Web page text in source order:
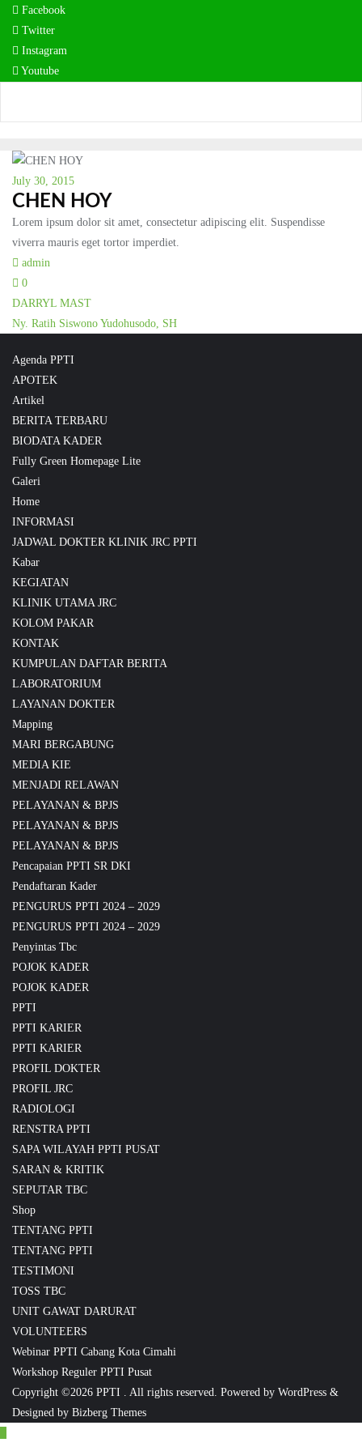
Skip
content
Facebook
Twitter
Instagram
Youtube
July 30, 2015
CHEN HOY
Lorem ipsum dolor sit amet, consectetur adipiscing elit. Suspendisse
viverra mauris eget tortor imperdiet.
admin
0
Post
navigation
DARRYL MAST
Ny. Ratih Siswono Yudohusodo, SH
Agenda PPTI
APOTEK
Artikel
BERITA TERBARU
BIODATA KADER
Fully Green Homepage Lite
Galeri
Home
INFORMASI
JADWAL DOKTER KLINIK JRC PPTI
Kabar
KEGIATAN
KLINIK UTAMA JRC
KOLOM PAKAR
KONTAK
KUMPULAN DAFTAR BERITA
LABORATORIUM
LAYANAN DOKTER
Mapping
MARI BERGABUNG
MEDIA KIE
MENJADI RELAWAN
PELAYANAN & BPJS
PELAYANAN & BPJS
PELAYANAN & BPJS
Pencapaian PPTI SR DKI
Pendaftaran Kader
PENGURUS PPTI 2024 – 2029
PENGURUS PPTI 2024 – 2029
Penyintas Tbc
POJOK KADER
POJOK KADER
PPTI
PPTI KARIER
PPTI KARIER
PROFIL DOKTER
PROFIL JRC
RADIOLOGI
RENSTRA PPTI
SAPA WILAYAH PPTI PUSAT
SARAN & KRITIK
SEPUTAR TBC
Shop
TENTANG PPTI
TENTANG PPTI
TESTIMONI
TOSS TBC
UNIT GAWAT DARURAT
VOLUNTEERS
Webinar PPTI Cabang Kota Cimahi
Workshop Reguler PPTI Pusat
Copyright ©2026 PPTI . All rights reserved. Powered by WordPress &
Designed by Bizberg Themes